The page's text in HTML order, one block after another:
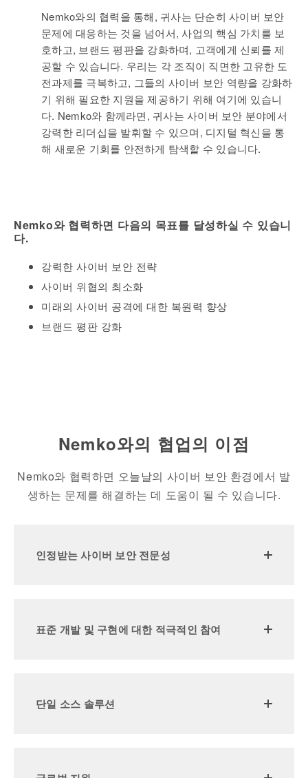
Nemko와의 협력을 통해, 귀사는 단순히 사이버 보안
문제에 대응하는 것을 넘어서, 사업의 핵심 가치를 보
호하고, 브랜드 평판을 강화하며, 고객에게 신뢰를 제
공할 수 있습니다. 우리는 각 조직이 직면한 고유한 도
전과제를 극복하고, 그들의 사이버 보안 역량을 강화하
기 위해 필요한 지원을 제공하기 위해 여기에 있습니
다. Nemko와 함께라면, 귀사는 사이버 보안 분야에서
강력한 리더십을 발휘할 수 있으며, 디지털 혁신을 통
해 새로운 기회를 안전하게 탐색할 수 있습니다.
Nemko와 협력하면 다음의 목표를 달성하실 수 있습니
다.
강력한 사이버 보안 전략
사이버 위협의 최소화
미래의 사이버 공격에 대한 복원력 향상
브랜드 평판 강화
Nemko와의 협업의 이점
Nemko와 협력하면 오늘날의 사이버 보안 환경에서 발
생하는 문제를 해결하는 데 도움이 될 수 있습니다.
인정받는 사이버 보안 전문성
표준 개발 및 구현에 대한 적극적인 참여
단일 소스 솔루션